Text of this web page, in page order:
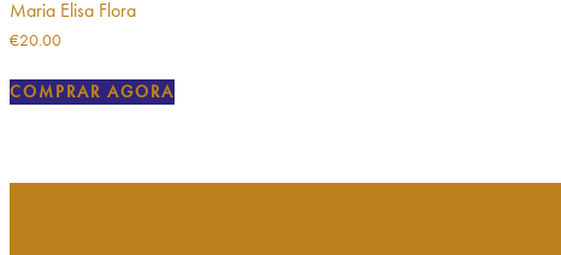
Maria Elisa Flora
€20.00
COMPRAR AGORA